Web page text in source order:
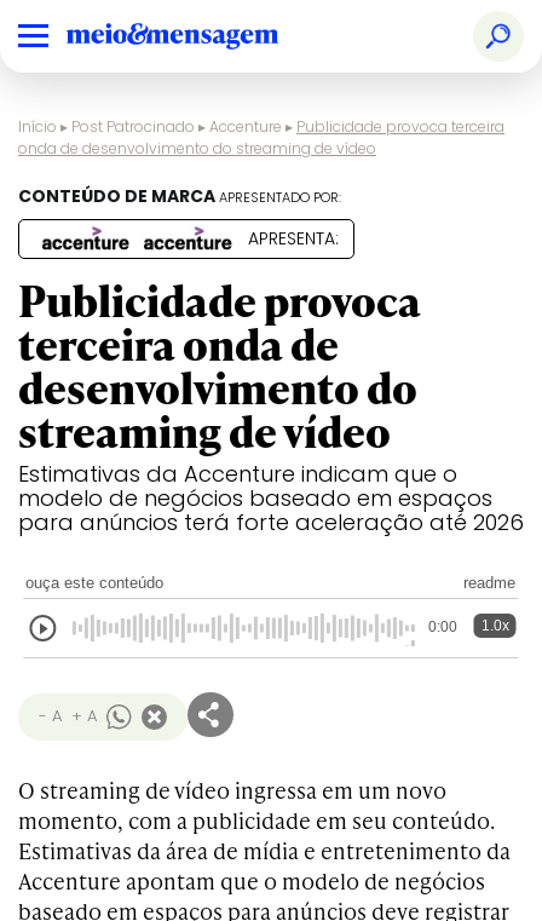
Início ▸ Post Patrocinado ▸Accenture ▸ Publicidade provoca terceira
onda de desenvolvimento do streaming de vídeo
CONTEÚDO DE MARCAAPRESENTADO POR:
APRESENTA:
Publicidade provoca
terceira onda de
desenvolvimento do
streaming de vídeo
Estimativas da Accenture indicam que o
modelo de negócios baseado em espaços
para anúncios terá forte aceleração até 2026
ouça este conteúdo readme
0:00 1.0x
- A + A
O streaming de vídeo ingressa em um novo
momento, com a publicidade em seu conteúdo.
Estimativas da área de mídia e entretenimento da
Accenture apontam que o modelo de negócios
baseado em espaços para anúncios deve registrar